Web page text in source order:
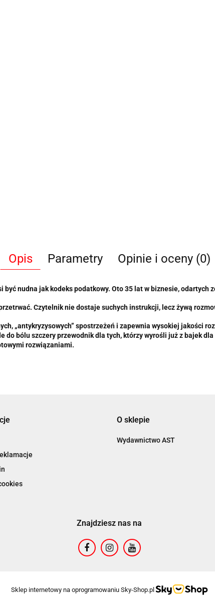
Opis Parametry Opinie i oceny (0)
nudna jak kodeks podatkowy. Oto 35 lat w biznesie, odartych
Czytelnik nie dostaje suchych instrukcji, lecz żywą
„antykryzysowych” spostrzeżeń i zapewnia wysokiej jakości
do bólu szczery przewodnik dla tych, którzy wyrośli już z bajek
rozwiązaniami.
O sklepie
Wydawnictwo AST
Znajdziesz nas na
Sklep internetowy na oprogramowaniu Sky-Shop.pl